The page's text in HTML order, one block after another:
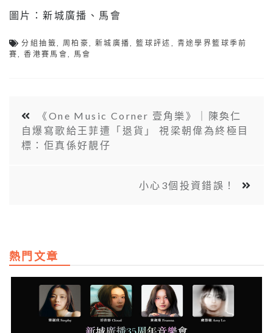
圖片：新城廣播、馬會
分組抽籤, 周柏豪, 新城廣播,籃球評述 , 青途學界籃球季前
賽,香港賽馬會, 馬會
《One Music Corner 壹角樂》｜陳奐仁
自爆寫歌給王菲遭「退貨」 視梁朝偉為終極目
標：佢真係好靚仔
小心3個投資錯誤！
熱門文章